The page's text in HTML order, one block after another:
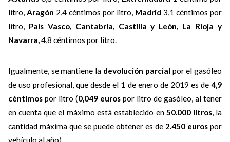
litro, Aragón 2,4 céntimos por litro, Madrid 3,1 céntimos por
litro,
País Vasco, Cantabria, Castilla y León, La Rioja y
Navarra, 4,8 céntimos por litro.
Igualmente, se mantiene la devolución parcial por el gasóleo
de uso profesional, que desde el 1 de enero de 2019 es de4,9
céntimospor litro (0,049 eurospor litro de gasóleo, al tener
en cuenta que el máximo está establecido en 50.000 litros, la
cantidad máxima que se puede obtener es de 2.450 eurospor
vehículo al año).